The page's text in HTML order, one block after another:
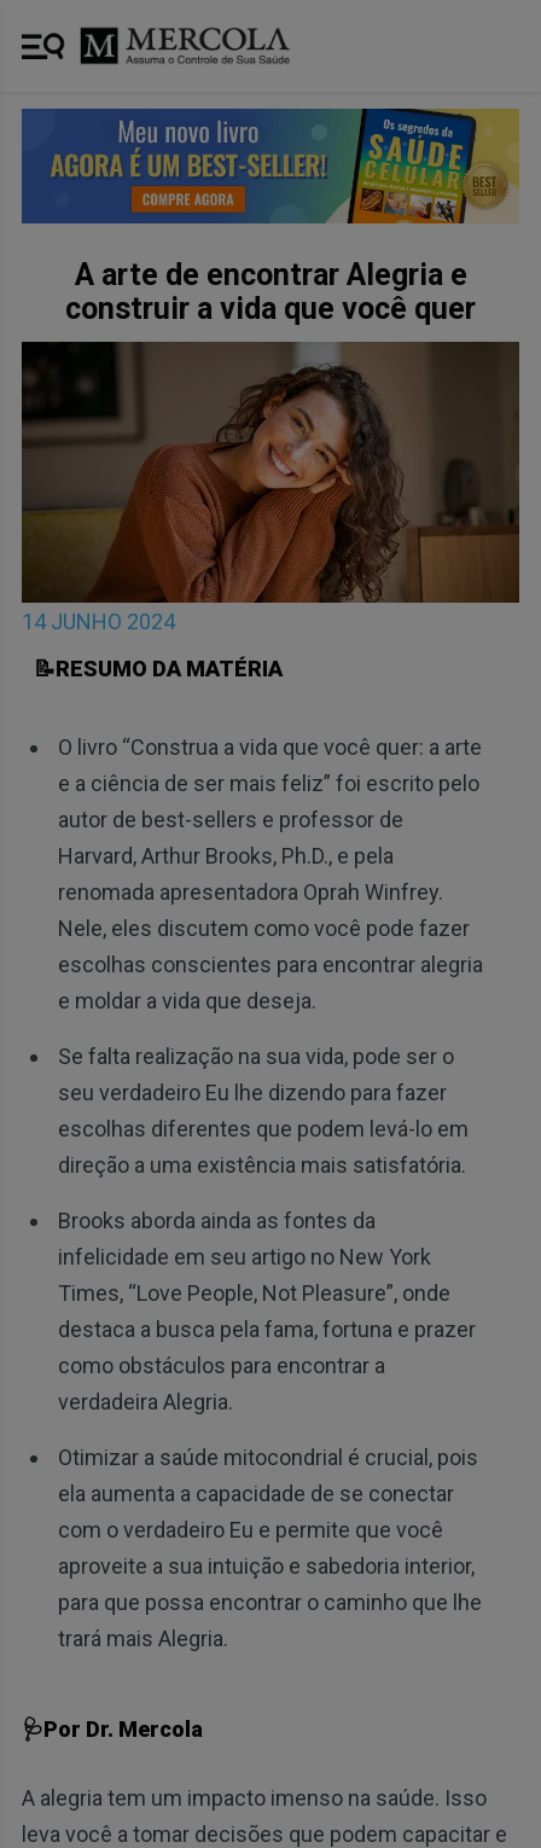
A arte de encontrar Alegria e
construir a vida que você quer
14 JUNHO 2024
📝RESUMO DA MATÉRIA
O livro “Construa a vida que você quer: a arte
e a ciência de ser mais feliz” foi escrito pelo
autor de best-sellers e professor de
Harvard, Arthur Brooks, Ph.D., e pela
renomada apresentadora Oprah Winfrey.
Nele, eles discutem como você pode fazer
escolhas conscientes para encontrar alegria
e moldar a vida que deseja.
Se falta realização na sua vida, pode ser o
seu verdadeiro Eu lhe dizendo para fazer
escolhas diferentes que podem levá-lo em
direção a uma existência mais satisfatória.
Brooks aborda ainda as fontes da
infelicidade em seu artigo no New York
Times, “Love People, Not Pleasure”, onde
destaca a busca pela fama, fortuna e prazer
como obstáculos para encontrar a
verdadeira Alegria.
Otimizar a saúde mitocondrial é crucial, pois
ela aumenta a capacidade de se conectar
com o verdadeiro Eu e permite que você
aproveite a sua intuição e sabedoria interior,
para que possa encontrar o caminho que lhe
trará mais Alegria.
🩺Por Dr. Mercola
A alegria tem um impacto imenso na saúde. Isso
leva você a tomar decisões que podem capacitar e